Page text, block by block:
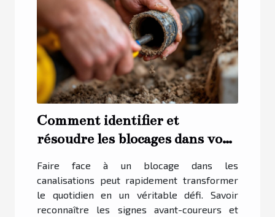
Comment identifier et
résoudre les blocages dans vos
Faire face à un blocage dans les
canalisations peut rapidement transformer
le quotidien en un véritable défi. Savoir
reconnaître les signes avant-coureurs et